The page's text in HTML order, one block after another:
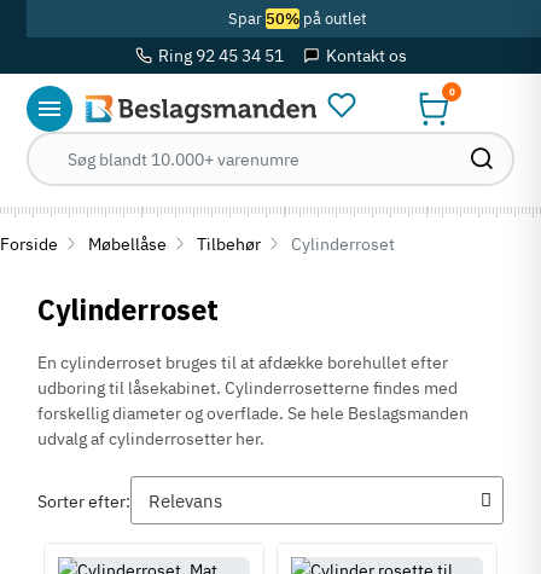
Spar 50%på outlet
Ring 92 45 34 51 Kontakt os
0
Forside Møbellåse Tilbehør Cylinderroset
Cylinderroset
En cylinderroset bruges til at afdække borehullet efter
udboring til låsekabinet. Cylinderrosetterne findes med
forskellig diameter og overflade. Se hele Beslagsmanden
udvalg af cylinderrosetter her.
Sorter efter: